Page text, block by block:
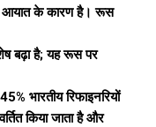
आयात के कारण है। रूस
बढ़ा है; यह रूस पर
भारतीय रिफाइनरियों
किया जाता है और